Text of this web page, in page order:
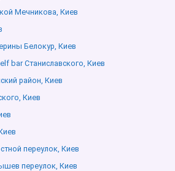
Мечникова, Киев
Белокур, Киев
bar Станиславского, Киев
район, Киев
Киев
переулок, Киев
переулок, Киев